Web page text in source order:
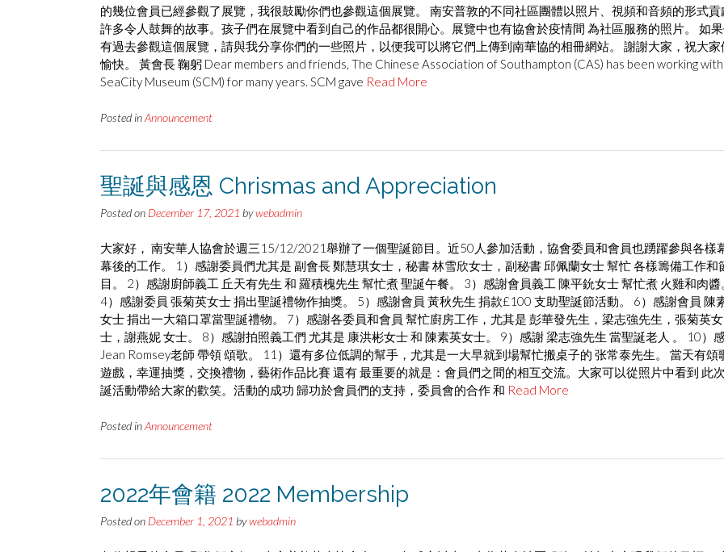
的幾位會員已經參觀了展覽，我很鼓勵你們也參觀這個展覽。 南安普敦的不同社區團體以照片、視頻和音頻的形式貢
許多令人鼓舞的故事。孩子們在展覽中看到自己的作品都很開心。展覽中也有協會於疫情間 為社區服務的照片。 如
有過去參觀這個展覽，請與我分享你們的一些照片，以便我可以將它們上傳到南華協的相冊網站。 謝謝大家，祝大家
愉快。 黃會長 鞠躬 Dear members and friends, The Chinese Association of Southampton (CAS) has been working
SeaCity Museum (SCM) for many years. SCM gave Read More
Posted inAnnouncement
聖誕與感恩 Chrismas and Appreciation
Posted on December 17, 2021 bywebadmin
大家好， 南安華人協會於週三15/12/2021舉辦了一個聖誕節目。近50人參加活動，協會委員和會員也踴躍參與各樣
幕後的工作。 1）感謝委員們尤其是 副會長 鄭慧琪女士，秘書 林雪欣女士，副秘書 邱佩蘭女士 幫忙 各樣籌備工作和
目。 2）感謝廚師義工 丘天有先生 和 羅積槐先生 幫忙煮 聖誕午餐。 3）感謝會員義工 陳平鈗女士 幫忙煮 火雞和肉醬
4）感謝委員 張菊英女士 捐出聖誕禮物作抽獎。 5）感謝會員 黃秋先生 捐款£100 支助聖誕節活動。 6）感謝會員 陳
女士 捐出一大箱口罩當聖誕禮物。 7）感謝各委員和會員 幫忙廚房工作，尤其是 彭華發先生，梁志強先生，張菊英女
士，謝燕妮 女士。 8）感謝拍照義工們 尤其是 康洪彬⼥⼠ 和 陳素英女士。 9）感謝 梁志強先生 當聖誕老人 。 10）
Jean Romsey老師 帶領 頌歌。 11）還有多位低調的幫手，尤其是一大早就到場幫忙搬桌子的 张常泰先生。 當天有頌
遊戲，幸運抽獎，交換禮物，藝術作品比賽 還有 最重要的就是：會員們之間的相互交流。大家可以從照片中看到 此
誕活動帶給大家的歡笑。活動的成功 歸功於會員們的支持，委員會的合作 和 Read More
Posted inAnnouncement
2022年會籍 2022 Membership
Posted on December 1, 2021 bywebadmin